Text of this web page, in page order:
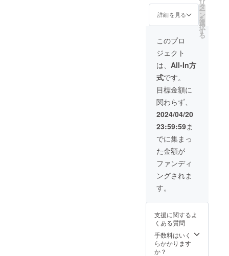
にして
室内に
掲示し
ます。
多くの
皆様の
おかげ
でこの
私たち
の事業
がやれ
ている
ことに
日々感
謝しま
す。 3.
生産し
た「生
のアラ
ゲキク
ラゲ」
を送料
相当の
お送り
しま
す。 生
産を開
始して
詳細を見る
リ
タ
ー
ン
を
選
択
す
る
このプロ
ジェクト
は、 All-In方
式です。
目標金額に
関わらず、
2024/04/20
23:59:59ま
でに集まっ
た金額が
ファンディ
ングされま
す。
支援に関するよ
くある質問
手数料はいく
らかかります
か？